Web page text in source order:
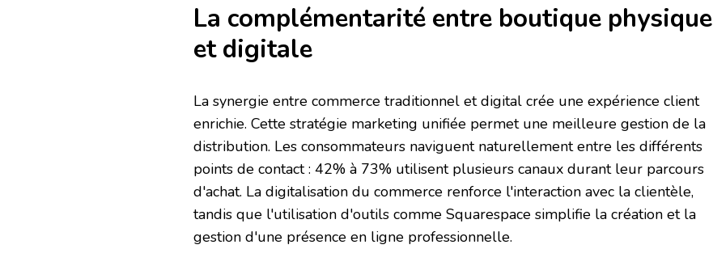
La complémentarité entre boutique physique
et digitale
La synergie entre commerce traditionnel et digital crée une expérience client
enrichie. Cette stratégie marketing unifiée permet une meilleure gestion de la
distribution. Les consommateurs naviguent naturellement entre les différents
points de contact : 42% à 73% utilisent plusieurs canaux durant leur parcours
d'achat. La digitalisation du commerce renforce l'interaction avec la clientèle,
tandis que l'utilisation d'outils comme Squarespace simplifie la création et la
gestion d'une présence en ligne professionnelle.